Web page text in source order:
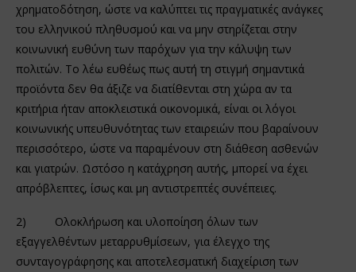
χρηματοδότηση, ώστε να καλύπτει τις πραγματικές ανάγκες
του ελληνικού πληθυσμού και να μην στηρίζεται στην
κοινωνική ευθύνη των παρόχων για την κάλυψη των
πολιτών. Το λέω ευθέως πως αυτή τη στιγμή σημαντικά
προϊόντα δεν θα άξιζε να διατίθενται στη χώρα αν τα
κριτήρια ήταν αποκλειστικά οικονομικά, είναι οι λόγοι
κοινωνικής υπευθυνότητας των εταιρειών που βαραίνουν
περισσότερο, ώστε να παραμένουν στη διάθεση ασθενών
και γιατρών. Ωστόσο η κατάχρηση αυτής, μπορεί να έχει
απρόβλεπτες, ίσως και μη αντιστρεπτές συνέπειες.
2) Ολοκλήρωση και υλοποίηση όλων των
εξαγγελθέντων μεταρρυθμίσεων, για έλεγχο της
συνταγογράφησης και αποτελεσματική διαχείριση των